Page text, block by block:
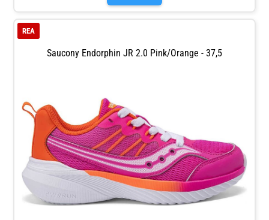
Saucony Endorphin JR 2.0 Pink/Orange - 37,5
REA